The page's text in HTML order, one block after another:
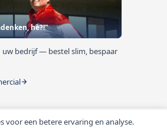
voor een betere ervaring en analyse.
hè?!"
uw bedrijf — bestel slim, bespaar
Vermelde prijzen zijn excl. BTW